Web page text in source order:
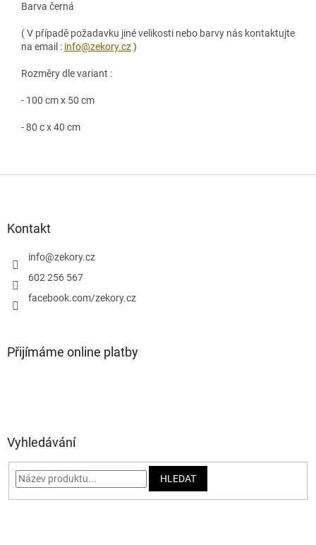
Barva černá
( V případě požadavku jiné velikosti nebo barvy nás kontaktujte
na email : info@zekory.cz)
Rozměry dle variant :
- 100 cm x 50 cm
- 80 c x 40 cm
Kontakt
info@zekory.cz
602 256 567
facebook.com/zekory.cz
Přijímáme online platby
Vyhledávání
HLEDAT